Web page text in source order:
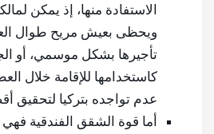
الاستفادة منها، إذ يمكن
ويحظى بعيش مريح طوال
تأجيرها بشكل موسمي، أو
كاستخدامها للإقامة خلال
عدم تواجده بتركيا لتحقيق
أما قوة الشقق الفندقية